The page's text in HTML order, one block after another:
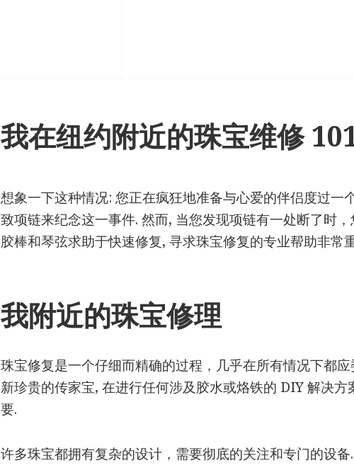
我在纽约附近的珠宝维修
想象一下这种情况: 您正在疯狂地准备与心爱的伴侣度过
致项链来纪念这一事件. 然而, 当您发现项链有一处断了时
胶棒和琴弦求助于快速修复, 寻求珠宝修复的专业帮助非常
我附近的珠宝修理
珠宝修复是一个仔细而精确的过程，几乎在所有情况下都
新珍贵的传家宝, 在进行任何涉及胶水或烙铁的 DIY 解决
要.
许多珠宝都拥有复杂的设计，需要彻底的关注和专门的设